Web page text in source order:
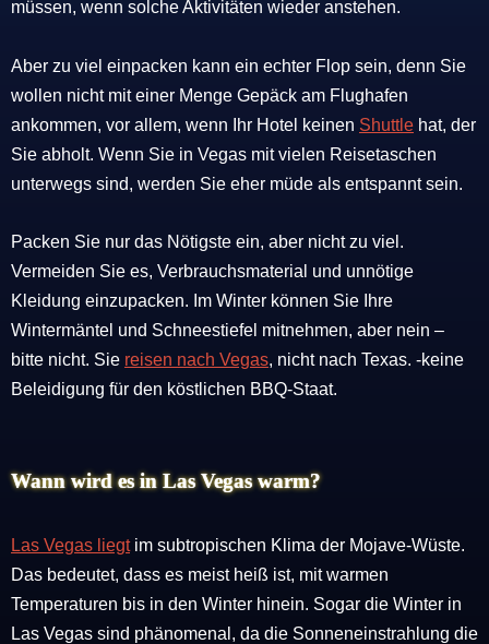
müssen, wenn solche Aktivitäten wieder anstehen.
Aber zu viel einpacken kann ein echter Flop sein, denn Sie
wollen nicht mit einer Menge Gepäck am Flughafen
ankommen, vor allem, wenn Ihr Hotel keinen Shuttle hat, der
Sie abholt. Wenn Sie in Vegas mit vielen Reisetaschen
unterwegs sind, werden Sie eher müde als entspannt sein.
Packen Sie nur das Nötigste ein, aber nicht zu viel.
Vermeiden Sie es, Verbrauchsmaterial und unnötige
Kleidung einzupacken. Im Winter können Sie Ihre
Wintermäntel und Schneestiefel mitnehmen, aber nein –
bitte nicht. Sie reisen nach Vegas, nicht nach Texas. -keine
Beleidigung für den köstlichen BBQ-Staat.
Wann wird es in Las Vegas warm?
Las Vegas liegtim subtropischen Klima der Mojave-Wüste.
Das bedeutet, dass es meist heiß ist, mit warmen
Temperaturen bis in den Winter hinein. Sogar die Winter in
Las Vegas sind phänomenal, da die Sonneneinstrahlung die